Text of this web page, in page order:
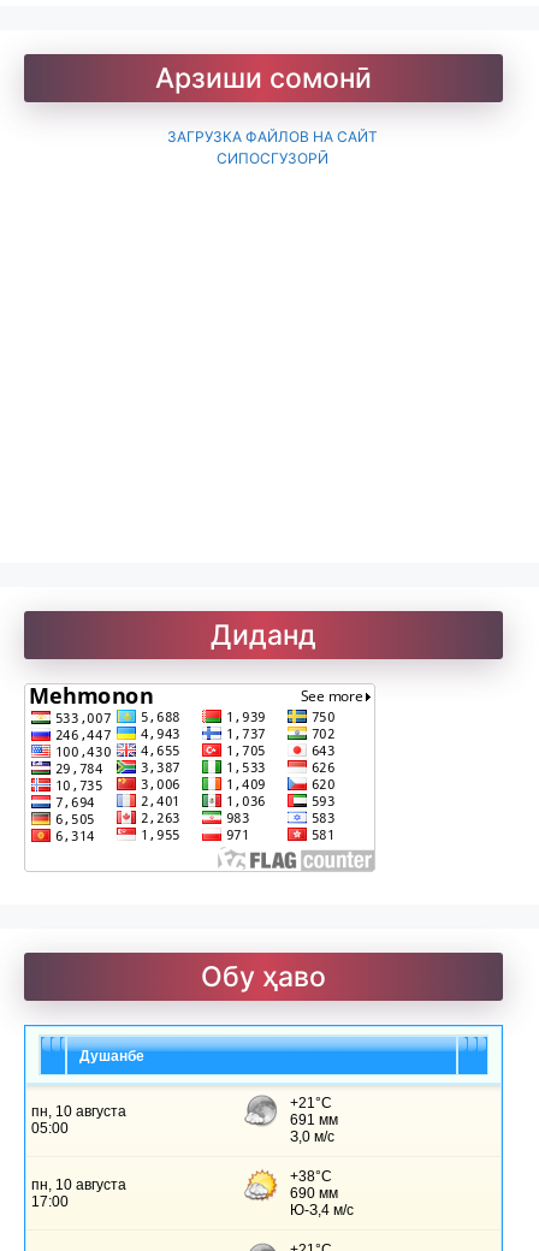
Барои хатмкунанда
Китобхона
Рубоиёти Хайём
Саъдӣ. Гулистон
Улуғзода. Субҳи ҷавонӣ
Ҷомӣ – чанд ғазал
Арзиши сомонӣ
ЗАГРУЗКА ФАЙЛОВ НА САЙТ
СИПОСГУЗОРӢ
Диданд
Обу ҳаво
Душанбе